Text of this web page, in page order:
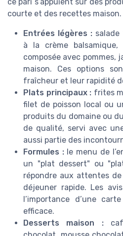
courte et des recettes maison.
Entrées légères :
à la crème
composée avec pommes,
maison. Ces options
fraîcheur et leur rapidité
Plats principaux : frites
filet de poisson local ou
produits du domaine ou
de qualité, servi avec
aussi partie des
Formules :le menu de
un "plat dessert" ou
répondre aux attentes
déjeuner rapide. Les
l’importance d’une
efficace.
Desserts maison :